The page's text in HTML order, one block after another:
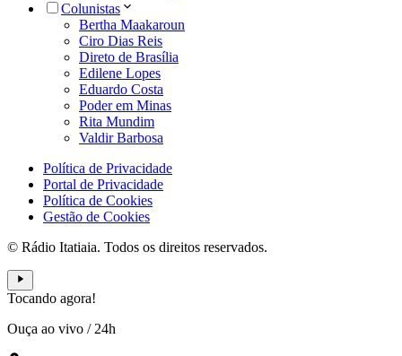
Colunistas
Bertha Maakaroun
Ciro Dias Reis
Direto de Brasília
Edilene Lopes
Eduardo Costa
Poder em Minas
Rita Mundim
Valdir Barbosa
Política de Privacidade
Portal de Privacidade
Política de Cookies
Gestão de Cookies
© Rádio Itatiaia. Todos os direitos reservados.
Tocando agora!
Ouça ao vivo / 24h